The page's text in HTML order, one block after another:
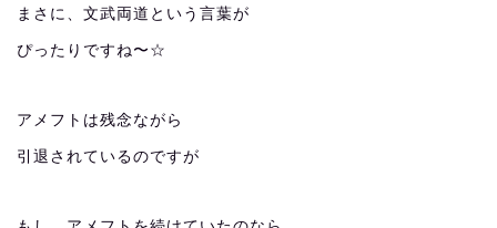
まさに、文武両道という言葉が
ぴったりですね〜☆
アメフトは残念ながら
引退されているのですが